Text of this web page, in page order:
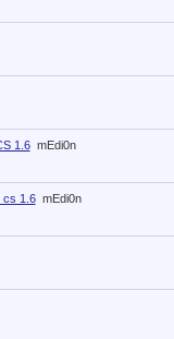
1.6 mEdi0n
cs 1.6 mEdi0n